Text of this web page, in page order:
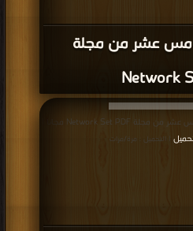
عشر من مجلة
Network
قراءة و تحميل كتاب كتاب العدد السادس عشر من مجلة Network Set PDF مجانا |
| التحميل : مرة/مرات